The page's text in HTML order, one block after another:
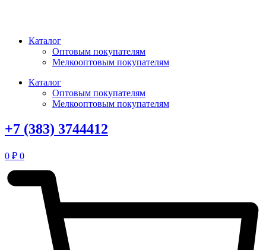
Каталог
Оптовым покупателям
Мелкооптовым покупателям
Каталог
Оптовым покупателям
Мелкооптовым покупателям
+7 (383) 3744412
0 ₽ 0